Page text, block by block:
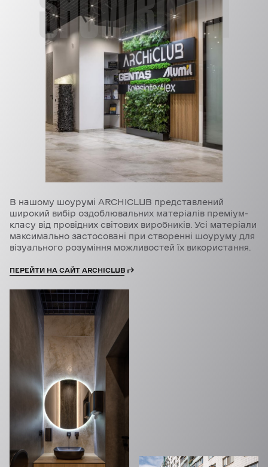
В нашому шоурумі ARCHICLUB представлений
широкий вибір оздоблювальних матеріалів преміум-
класу від провідних світових виробників. Усі матеріали
максимально застосовані при створенні шоуруму для
візуального розуміння можливостей їх використання.
ПЕРЕЙТИ НА САЙТ ARCHICLUB